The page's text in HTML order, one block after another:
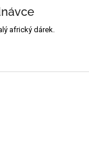
africký dárek.